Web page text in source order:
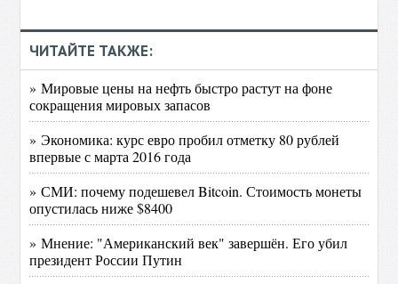
ЧИТАЙТЕ ТАКЖЕ:
» Мировые цены на нефть быстро растут на фоне
сокращения мировых запасов
» Экономика: курс евро пробил отметку 80 рублей
впервые с марта 2016 года
» СМИ: почему подешевел Bitcoin. Стоимость монеты
опустилась ниже $8400
» Мнение: "Американский век" завершён. Его убил
президент России Путин